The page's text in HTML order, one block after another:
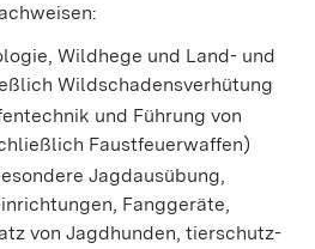
Wildhege und Land- und
Wildschadensverhütung
und Führung von
Faustfeuerwaffen)
Jagdausübung,
Fanggeräte,
von Jagdhunden, tierschutz-